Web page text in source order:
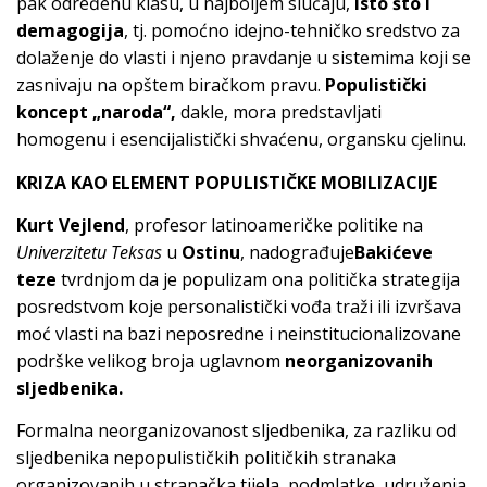
demagogija, tj. pomoćno idejno-tehničko sredstvo za
dolaženje do vlasti i njeno pravdanje u sistemima koji se
zasnivaju na opštem biračkom pravu. Populistički
koncept „naroda“, dakle, mora predstavljati
homogenu i esencijalistički shvaćenu, organsku cjelinu.
KRIZA KAO ELEMENT POPULISTIČKE MOBILIZACIJE
Kurt Vejlend, profesor latinoameričke politike na
Univerzitetu Teksas u Ostinu, nadograđujeBakićeve
teze tvrdnjom da je populizam ona politička strategija
posredstvom koje personalistički vođa traži ili izvršava
moć vlasti na bazi neposredne i neinstitucionalizovane
podrške velikog broja uglavnom neorganizovanih
sljedbenika.
Formalna neorganizovanost sljedbenika, za razliku od
sljedbenika nepopulističkih političkih stranaka